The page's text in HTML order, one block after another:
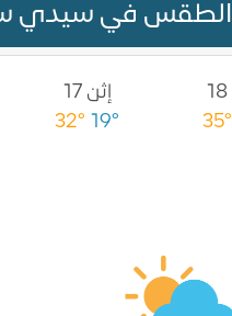
الطقس في سيدي
إثن 17
32° 19°
35°